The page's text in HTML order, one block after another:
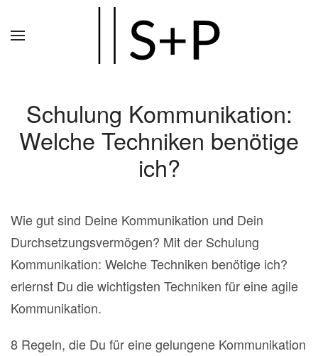
Schulung Kommunikation:
Welche Techniken benötige
ich?
Wie gut sind Deine Kommunikation und Dein
Durchsetzungsvermögen? Mit der Schulung
Kommunikation: Welche Techniken benötige ich?
erlernst Du die wichtigsten Techniken für eine agile
Kommunikation.
8 Regeln, die Du für eine gelungene Kommunikation